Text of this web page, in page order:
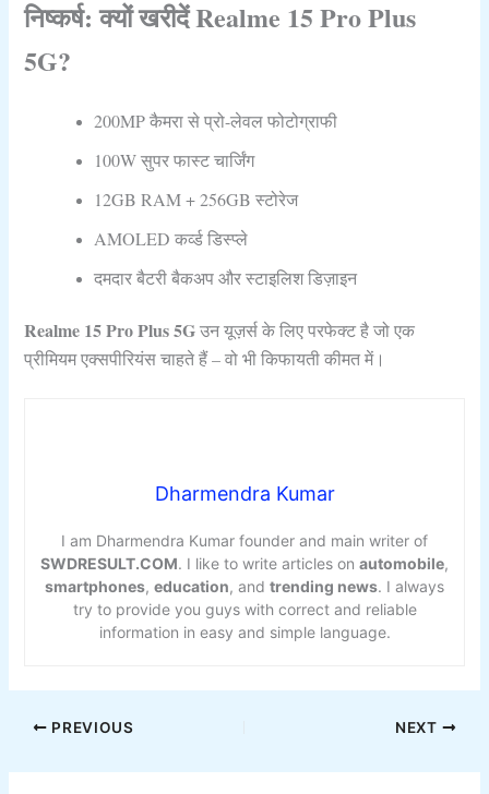
निष्कर्ष: क्यों खरीदें Realme 15 Pro Plus
5G?
200MP कैमरा से प्रो-लेवल फोटोग्राफी
100W सुपर फास्ट चार्जिंग
12GB RAM + 256GB स्टोरेज
AMOLED कर्व्ड डिस्प्ले
दमदार बैटरी बैकअप और स्टाइलिश डिज़ाइन
Realme 15 Pro Plus 5Gउन यूज़र्स के लिए परफेक्ट है जो एक
प्रीमियम एक्सपीरियंस चाहते हैं – वो भी किफायती कीमत में।
Dharmendra Kumar
I am Dharmendra Kumar founder and main writer of
SWDRESULT.COM. I like to write articles on automobile,
smartphones, education, and trending news. I always
try to provide you guys with correct and reliable
information in easy and simple language.
PREVIOUS NEXT